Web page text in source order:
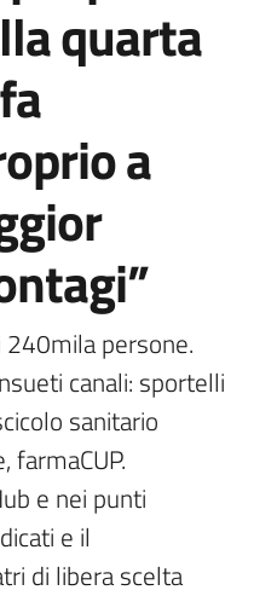
quarta
a
persone.
canali: sportelli
sanitario
farmaCUP.
e nei punti
e il
di libera scelta